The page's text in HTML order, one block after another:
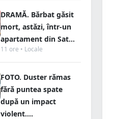
DRAMĂ. Bărbat găsit
mort, astăzi, într-un
apartament din Sat...
11 ore • Locale
FOTO. Duster rămas
fără puntea spate
după un impact
violent....